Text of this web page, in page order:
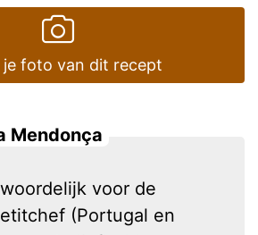
je foto van dit recept
Mendonça
voor de
(Portugal en